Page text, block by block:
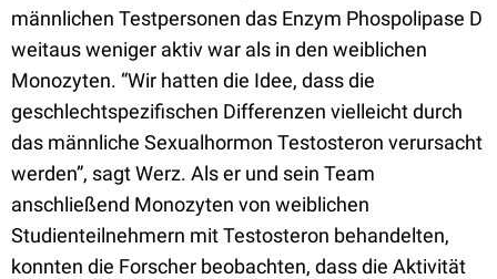
männlichen Testpersonen das Enzym Phospolipase D
weitaus weniger aktiv war als in den weiblichen
Monozyten. “Wir hatten die Idee, dass die
geschlechtspezifischen Differenzen vielleicht durch
das männliche Sexualhormon Testosteron verursacht
werden”, sagt Werz. Als er und sein Team
anschließend Monozyten von weiblichen
Studienteilnehmern mit Testosteron behandelten,
konnten die Forscher beobachten, dass die Aktivität